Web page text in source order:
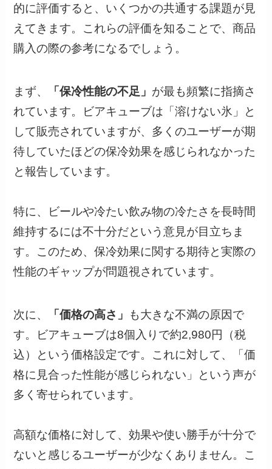
的に評価すると、いくつかの共通する課題が見
えてきます。これらの評価を知ることで、商品
購入の際の参考になるでしょう。
まず、 「保冷性能の不足」 が最も頻繁に指摘さ
れています。ビアキューブは「溶けない氷」と
して販売されていますが、多くのユーザーが期
待していたほどの保冷効果を感じられなかった
と報告しています。
特に、ビールや冷たい飲み物の冷たさを長時間
維持するには不十分だという意見が目立ちま
す。このため、保冷効果に関する期待と実際の
性能のギャップが問題視されています。
次に、 「価格の高さ」
も大きな不満の原因で
す。ビアキューブは8個入りで約2,980円（税
込）という価格設定です。これに対して、「価
格に見合った性能が感じられない」という声が
多く寄せられています。
高額な価格に対して、効果や使い勝手が十分で
ないと感じるユーザーが少なくありません。こ